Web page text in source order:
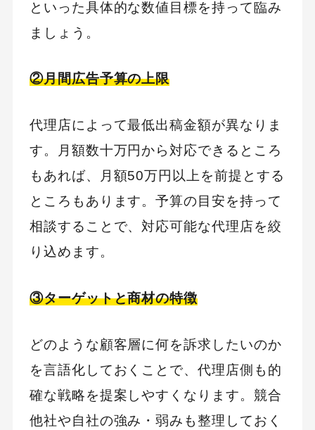
といった具体的な数値目標を持って臨み
ましょう。
②月間広告予算の上限
代理店によって最低出稿金額が異なりま
す。月額数十万円から対応できるところ
もあれば、月額50万円以上を前提とする
ところもあります。予算の目安を持って
相談することで、対応可能な代理店を絞
り込めます。
③ターゲットと商材の特徴
どのような顧客層に何を訴求したいのか
を言語化しておくことで、代理店側も的
確な戦略を提案しやすくなります。競合
他社や自社の強み・弱みも整理しておく